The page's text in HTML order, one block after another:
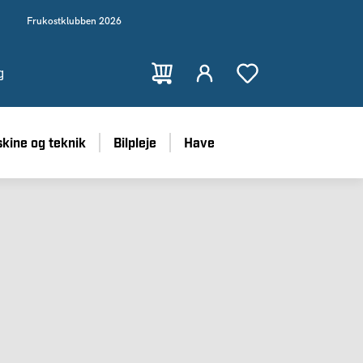
Frukostklubben 2026
og teknik Bilpleje Have